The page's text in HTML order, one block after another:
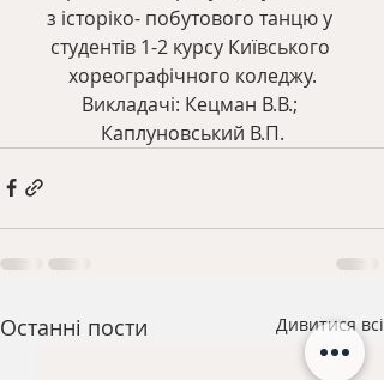
з історіко- побутового танцю у
студентів 1-2 курсу Київського
хореографічного коледжу.
Викладачі: Кецман В.В.;
Каплуновський В.П.
Останні пости Дивитися всі